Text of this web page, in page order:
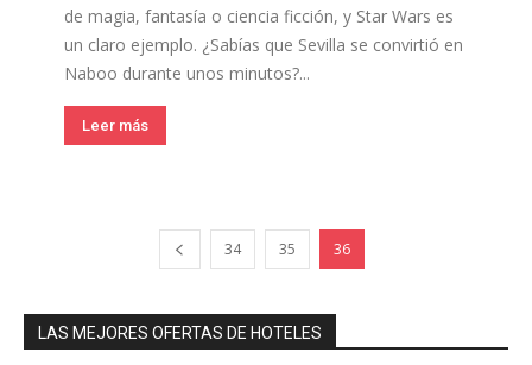
de magia, fantasía o ciencia ficción, y Star Wars es
un claro ejemplo. ¿Sabías que Sevilla se convirtió en
Naboo durante unos minutos?...
Leer más
34 35 36
LAS MEJORES OFERTAS DE HOTELES